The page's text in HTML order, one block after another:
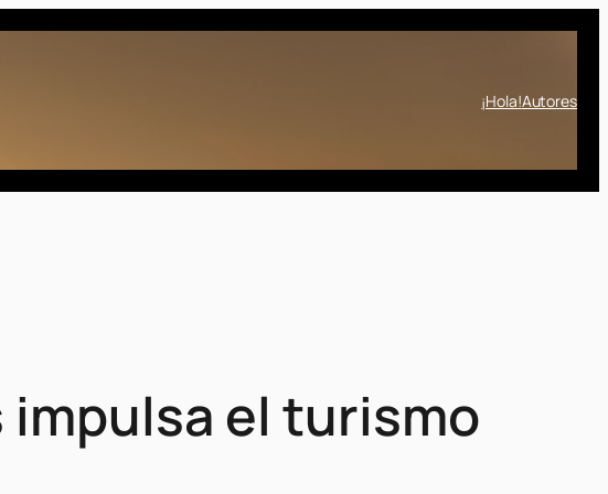
¡Hola!Autores
impulsa el turismo